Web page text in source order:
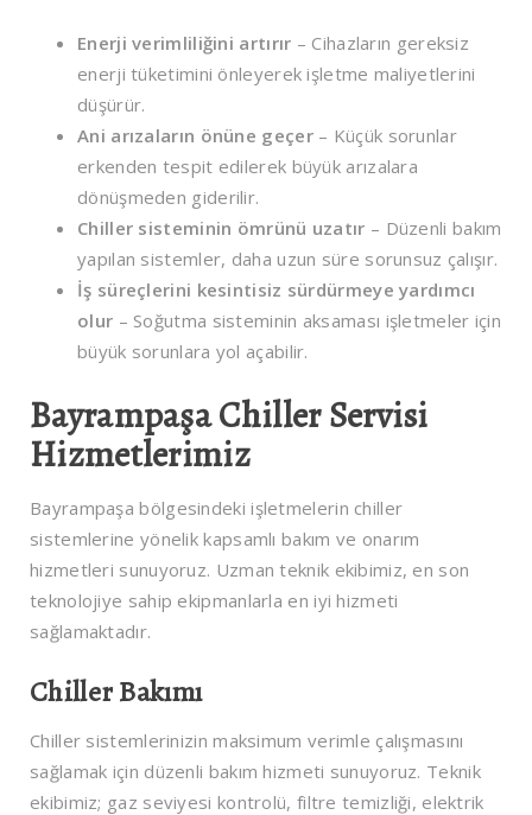
Enerji verimliliğini artırır – Cihazların gereksiz
enerji tüketimini önleyerek işletme maliyetlerini
düşürür.
Ani arızaların önüne geçer– Küçük sorunlar
erkenden tespit edilerek büyük arızalara
dönüşmeden giderilir.
Chiller sisteminin ömrünü uzatır – Düzenli bakım
yapılan sistemler, daha uzun süre sorunsuz çalışır.
İş süreçlerini kesintisiz sürdürmeye yardımcı
olur – Soğutma sisteminin aksaması işletmeler için
büyük sorunlara yol açabilir.
Bayrampaşa Chiller Servisi
Hizmetlerimiz
Bayrampaşa bölgesindeki işletmelerin chiller
sistemlerine yönelik kapsamlı bakım ve onarım
hizmetleri sunuyoruz. Uzman teknik ekibimiz, en son
teknolojiye sahip ekipmanlarla en iyi hizmeti
sağlamaktadır.
Chiller Bakımı
Chiller sistemlerinizin maksimum verimle çalışmasını
sağlamak için düzenli bakım hizmeti sunuyoruz. Teknik
ekibimiz; gaz seviyesi kontrolü, filtre temizliği, elektrik